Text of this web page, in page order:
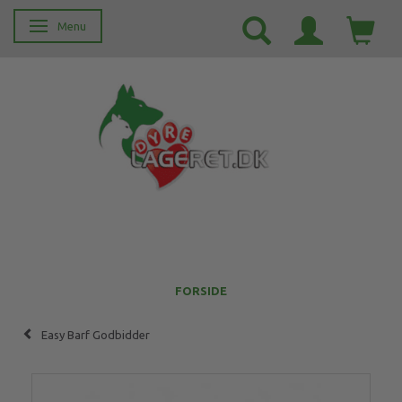
Skifte navigation
Menu
FORSIDE
Easy Barf Godbidder